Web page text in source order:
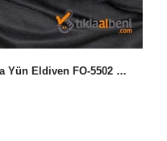
Bayan Angora Yün Eldiven FO-5502 Lacivert